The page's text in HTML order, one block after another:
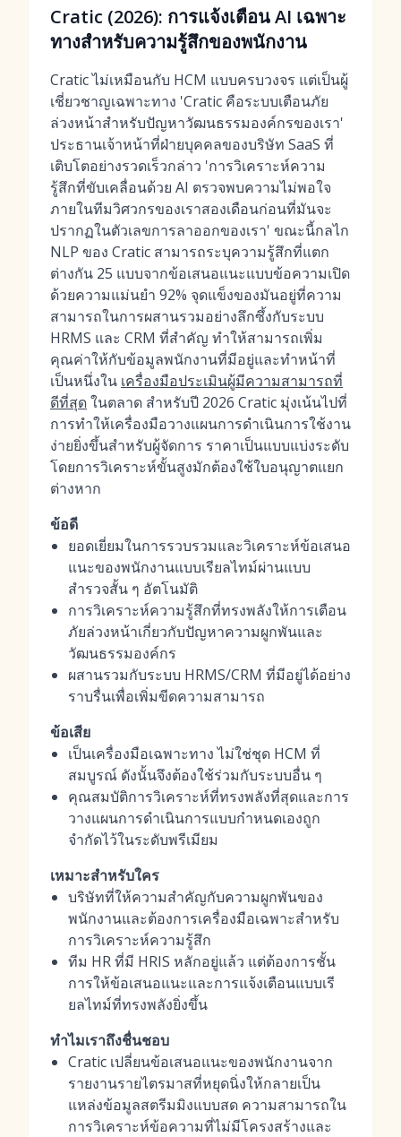
Cratic (2026): การแจ้งเตือน AI เฉพาะ
ทางสำหรับความรู้สึกของพนักงาน
Cratic ไม่เหมือนกับ HCM แบบครบวงจร แต่เป็นผู้
เชี่ยวชาญเฉพาะทาง 'Cratic คือระบบเตือนภัย
ล่วงหน้าสำหรับปัญหาวัฒนธรรมองค์กรของเรา'
ประธานเจ้าหน้าที่ฝ่ายบุคคลของบริษัท SaaS ที่
เติบโตอย่างรวดเร็วกล่าว 'การวิเคราะห์ความ
รู้สึกที่ขับเคลื่อนด้วย AI ตรวจพบความไม่พอใจ
ภายในทีมวิศวกรของเราสองเดือนก่อนที่มันจะ
ปรากฏในตัวเลขการลาออกของเรา' ขณะนี้กลไก
NLP ของ Cratic สามารถระบุความรู้สึกที่แตก
ต่างกัน 25 แบบจากข้อเสนอแนะแบบข้อความเปิด
ด้วยความแม่นยำ 92% จุดแข็งของมันอยู่ที่ความ
สามารถในการผสานรวมอย่างลึกซึ้งกับระบบ
HRMS และ CRM ที่สำคัญ ทำให้สามารถเพิ่ม
คุณค่าให้กับข้อมูลพนักงานที่มีอยู่และทำหน้าที่
เป็นหนึ่งใน เครื่องมือประเมินผู้มีความสามารถที่
ดีที่สุดในตลาด สำหรับปี 2026 Cratic มุ่งเน้นไปที่
การทำให้เครื่องมือวางแผนการดำเนินการใช้งาน
ง่ายยิ่งขึ้นสำหรับผู้จัดการ ราคาเป็นแบบแบ่งระดับ
โดยการวิเคราะห์ขั้นสูงมักต้องใช้ใบอนุญาตแยก
ต่างหาก
ข้อดี
ยอดเยี่ยมในการรวบรวมและวิเคราะห์ข้อเสนอ
แนะของพนักงานแบบเรียลไทม์ผ่านแบบ
สำรวจสั้น ๆ อัตโนมัติ
การวิเคราะห์ความรู้สึกที่ทรงพลังให้การเตือน
ภัยล่วงหน้าเกี่ยวกับปัญหาความผูกพันและ
วัฒนธรรมองค์กร
ผสานรวมกับระบบ HRMS/CRM ที่มีอยู่ได้อย่าง
ราบรื่นเพื่อเพิ่มขีดความสามารถ
ข้อเสีย
เป็นเครื่องมือเฉพาะทาง ไม่ใช่ชุด HCM ที่
สมบูรณ์ ดังนั้นจึงต้องใช้ร่วมกับระบบอื่น ๆ
คุณสมบัติการวิเคราะห์ที่ทรงพลังที่สุดและการ
วางแผนการดำเนินการแบบกำหนดเองถูก
จำกัดไว้ในระดับพรีเมียม
เหมาะสำหรับใคร
บริษัทที่ให้ความสำคัญกับความผูกพันของ
พนักงานและต้องการเครื่องมือเฉพาะสำหรับ
การวิเคราะห์ความรู้สึก
ทีม HR ที่มี HRIS หลักอยู่แล้ว แต่ต้องการชั้น
การให้ข้อเสนอแนะและการแจ้งเตือนแบบเรี
ยลไทม์ที่ทรงพลังยิ่งขึ้น
ทำไมเราถึงชื่นชอบ
Cratic เปลี่ยนข้อเสนอแนะของพนักงานจาก
รายงานรายไตรมาสที่หยุดนิ่งให้กลายเป็น
แหล่งข้อมูลสตรีมมิงแบบสด ความสามารถใน
การวิเคราะห์ข้อความที่ไม่มีโครงสร้างและ